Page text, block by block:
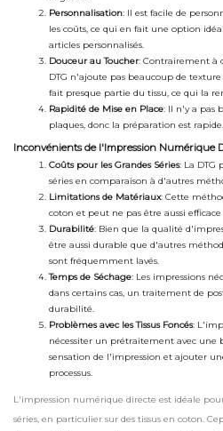
Personnalisation: Il est facile de
les coûts, ce qui en fait une option
articles personnalisés.
Douceur au Toucher: Contrairement à
DTG n'ajoute pas beaucoup de
fait presque partie du tissu, ce qui la
Rapidité de Mise en Place: Il n'y a pas
plaques, donc la préparation est rapide.
Inconvénients de l'Impression Numérique
Coûts pour les Grandes Séries: La DTG
séries en comparaison à d'autres
Limitations de Matériaux: Cette
coton et peut ne pas être aussi
Durabilité: Bien que la qualité
être aussi durable que d'autres
sont fréquemment lavés.
Temps de Séchage: Les impressions
dans certains cas, un traitement de
durabilité.
Problèmes avec les Tissus Foncés:
nécessiter un prétraitement avec une
sensation de l'impression et ajouter
processus.
L'impression numérique directe est idéale
séries, en particulier sur des tissus en coton.